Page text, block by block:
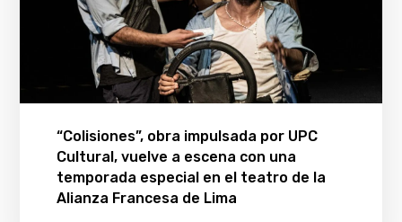
“Colisiones”, obra impulsada por UPC
Cultural, vuelve a escena con una
temporada especial en el teatro de la
Alianza Francesa de Lima